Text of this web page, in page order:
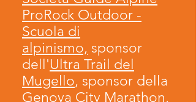
ProRock Outdoor -
Scuola di
alpinismo, sponsor
dell'Ultra Trail del
Mugello, sponsor della
Genova City Marathon,